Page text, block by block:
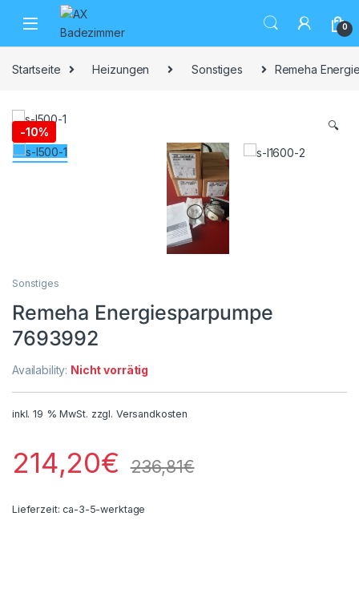
Skip to navigation
Skip to content
0
Startseite Heizungen Sonstiges Remeha
-10% 🔍
Sonstiges
Remeha Energiesparpumpe
7693992
Availability: Nicht vorrätig
inkl. 19 % MwSt. zzgl. Versandkosten
214,20€ 236,81€
Lieferzeit:ca-3-5-werktage